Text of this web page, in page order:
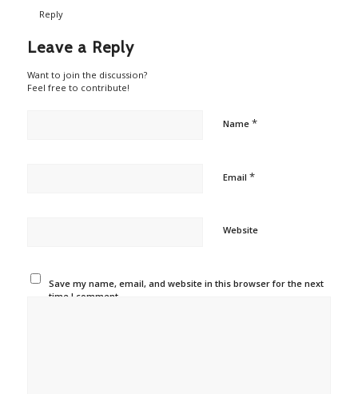
Reply
Leave a Reply
Want to join the discussion?
Feel free to contribute!
Name *
Email *
Website
Save my name, email, and website in this browser for the next
time I comment.